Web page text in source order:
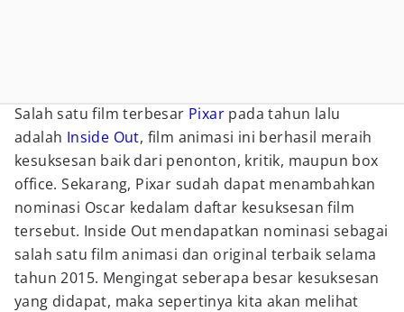
Salah satu film terbesar Pixar pada tahun lalu
adalah Inside Out, film animasi ini berhasil meraih
kesuksesan baik dari penonton, kritik, maupun box
office. Sekarang, Pixar sudah dapat menambahkan
nominasi Oscar kedalam daftar kesuksesan film
tersebut. Inside Out mendapatkan nominasi sebagai
salah satu film animasi dan original terbaik selama
tahun 2015. Mengingat seberapa besar kesuksesan
yang didapat, maka sepertinya kita akan melihat